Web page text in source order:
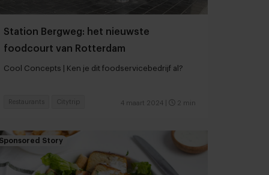
Station Bergweg: het nieuwste
foodcourt van Rotterdam
Cool Concepts | Ken je dit foodservicebedrijf al?
4 maart 2024 2 min
Restaurants Citytrip
Sponsored Story